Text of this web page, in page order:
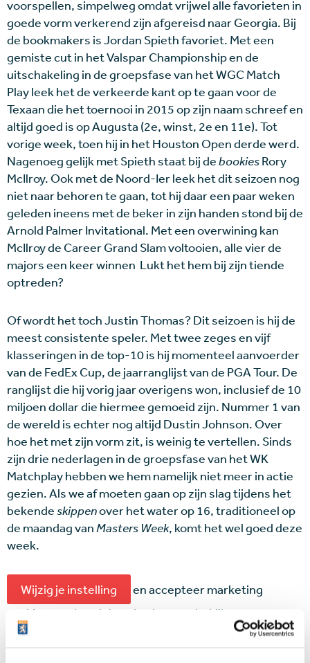
voorspellen, simpelweg omdat vrijwel alle favorieten in
goede vorm verkerend zijn afgereisd naar Georgia. Bij
de bookmakers is Jordan Spieth favoriet. Met een
gemiste cut in het Valspar Championship en de
uitschakeling in de groepsfase van het WGC Match
Play leek het de verkeerde kant op te gaan voor de
Texaan die het toernooi in 2015 op zijn naam schreef en
altijd goed is op Augusta (2e, winst, 2e en 11e). Tot
vorige week, toen hij in het Houston Open derde werd.
Nagenoeg gelijk met Spieth staat bij debookiesRory
McIlroy. Ook met de Noord-Ier leek het dit seizoen nog
niet naar behoren te gaan, tot hij daar een paar weken
geleden ineens met de beker in zijn handen stond bij de
Arnold Palmer Invitational. Met een overwining kan
McIlroy de Career Grand Slam voltooien, alle vier de
majors een keer winnen Lukt het hem bij zijn tiende
optreden?
Of wordt het toch Justin Thomas? Dit seizoen is hij de
meest consistente speler. Met twee zeges en vijf
klasseringen in de top-10 is hij momenteel aanvoerder
van de FedEx Cup, de jaarranglijst van de PGA Tour. De
ranglijst die hij vorig jaar overigens won, inclusief de 10
miljoen dollar die hiermee gemoeid zijn. Nummer 1 van
de wereld is echter nog altijd Dustin Johnson. Over
hoe het met zijn vorm zit, is weinig te vertellen. Sinds
zijn drie nederlagen in de groepsfase van het WK
Matchplay hebben we hem namelijk niet meer in actie
gezien. Als we af moeten gaan op zijn slag tijdens het
bekendeskippenover het water op 16, traditioneel op
de maandag vanMasters Week, komt het wel goed deze
week.
Wijzig je instelling
en accepteer marketing
cookies om deze inhoud te kunnen bekijken.